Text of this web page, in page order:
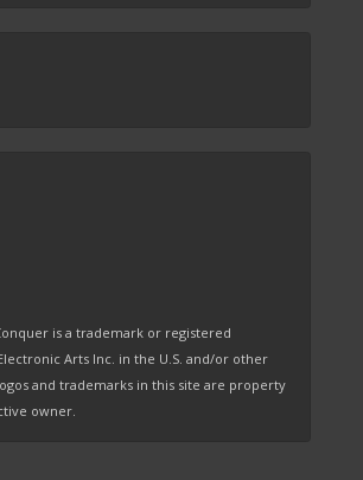
is a trademark or registered
Arts Inc. in the U.S. and/or other
and trademarks in this site are property
owner.